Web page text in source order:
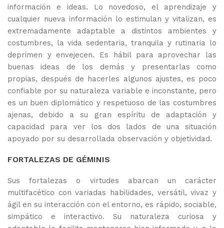
información e ideas. Lo novedoso, el aprendizaje y
cualquier nueva información lo estimulan y vitalizan, es
extremadamente adaptable a distintos ambientes y
costumbres, la vida sedentaria, tranquila y rutinaria lo
deprimen y envejecen. Es hábil para aprovechar las
buenas ideas de los demás y presentarlas como
propias, después de hacerles algunos ajustes, es poco
confiable por su naturaleza variable e inconstante, pero
es un buen diplomático y respetuoso de las costumbres
ajenas, debido a su gran espíritu de adaptación y
capacidad para ver los dos lados de una situación
apoyado por su desarrollada observación y objetividad.
FORTALEZAS DE GÉMINIS
Sus fortalezas o virtudes abarcan un carácter
multifacético con variadas habilidades, versátil, vivaz y
ágil en su interacción con el entorno, es rápido, sociable,
simpático e interactivo. Su naturaleza curiosa y